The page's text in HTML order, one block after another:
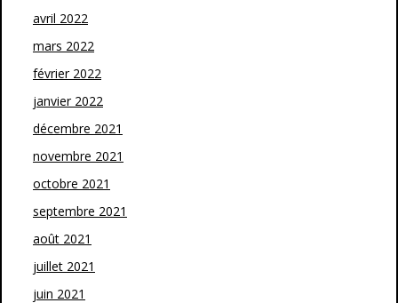
avril 2022
mars 2022
février 2022
janvier 2022
décembre 2021
novembre 2021
octobre 2021
septembre 2021
août 2021
juillet 2021
juin 2021